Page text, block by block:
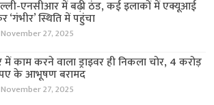
एनसीआर में बढ़ी ठंड, कई इलाकों में एक्यूआई
‘गंभीर’ स्थिति में पहुंचा
November 27, 2025
में काम करने वाला ड्राइवर ही निकला चोर, 4 करोड़
के आभूषण बरामद
November 27, 2025